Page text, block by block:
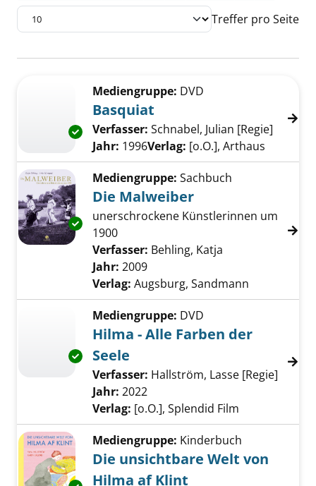
Treffer pro Seite
Zu den Suchfiltern springen
Exemplar-Details von Basquiat anzeigen
Mediengruppe: DVD
Basquiat
Verfasser: Schnabel, Julian [Regie]
Jahr: 1996Verlag: [o.O.], Arthaus
Exemplar-Details von Die Malweiber
Mediengruppe: Sachbuch
Die Malweiber
unerschrockene Künstlerinnen um
1900
Verfasser: Behling, Katja
Jahr: 2009
Verlag: Augsburg, Sandmann
Exemplar-Details von Hilma - Alle Farben der
Mediengruppe: DVD
Hilma - Alle Farben der
Seele
Verfasser: Hallström, Lasse [Regie]
Jahr: 2022
Verlag: [o.O.], Splendid Film
Mediengruppe: Kinderbuch
Die unsichtbare Welt von
Hilma af Klint